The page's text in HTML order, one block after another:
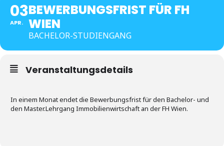
03
APR.
BEWERBUNGSFRIST FÜR FH
WIEN
BACHELOR-STUDIENGANG
Veranstaltungsdetails
In einem Monat endet die Bewerbungsfrist für den Bachelor- und
den Master.Lehrgang Immobilienwirtschaft an der FH Wien.